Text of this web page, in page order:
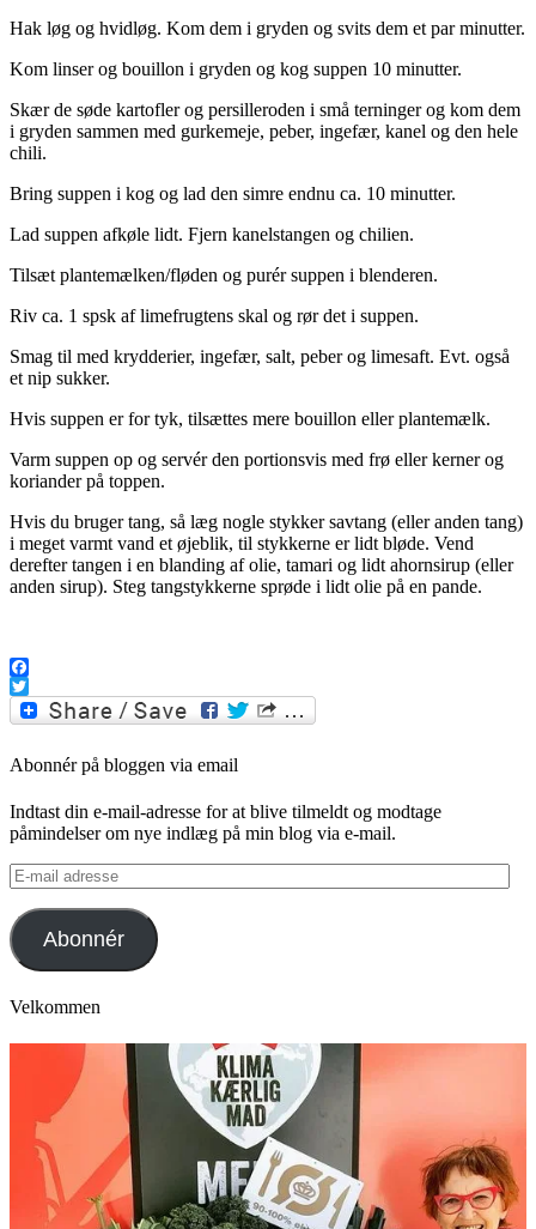
Hak løg og hvidløg. Kom dem i gryden og svits dem et par minutter.
Kom linser og bouillon i gryden og kog suppen 10 minutter.
Skær de søde kartofler og persilleroden i små terninger og kom dem
i gryden sammen med gurkemeje, peber, ingefær, kanel og den hele
chili.
Bring suppen i kog og lad den simre endnu ca. 10 minutter.
Lad suppen afkøle lidt. Fjern kanelstangen og chilien.
Tilsæt plantemælken/fløden og purér suppen i blenderen.
Riv ca. 1 spsk af limefrugtens skal og rør det i suppen.
Smag til med krydderier, ingefær, salt, peber og limesaft. Evt. også
et nip sukker.
Hvis suppen er for tyk, tilsættes mere bouillon eller plantemælk.
Varm suppen op og servér den portionsvis med frø eller kerner og
koriander på toppen.
Hvis du bruger tang, så læg nogle stykker savtang (eller anden tang)
i meget varmt vand et øjeblik, til stykkerne er lidt bløde. Vend
derefter tangen i en blanding af olie, tamari og lidt ahornsirup (eller
anden sirup). Steg tangstykkerne sprøde i lidt olie på en pande.
Facebook
Twitter
Abonnér på bloggen via email
Indtast din e-mail-adresse for at blive tilmeldt og modtage
påmindelser om nye indlæg på min blog via e-mail.
E-
mail
adresse
Abonnér
Velkommen